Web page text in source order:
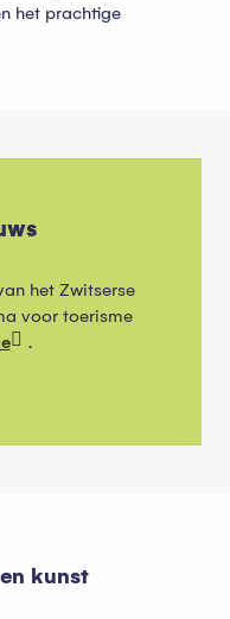
het prachtige
het Zwitserse
voor toerisme
.
kunst